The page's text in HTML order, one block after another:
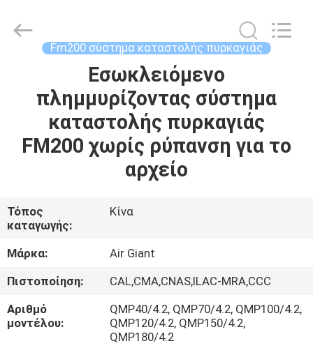
ΠΡΟΪΌΝΤΑ
ΣΧΕΤΙΚΆ
ΜΕ
ΕΜΆΣ
ΓΎΡΟΣ
Equipment
Fm200 σύστημα καταστολής πυρκαγιάς
Εσωκλειόμενο
πλημμυρίζοντας σύστημα
καταστολής πυρκαγιάς
FM200 χωρίς ρύπανση για το
αρχείο
Τόπος
καταγωγής:
Κίνα
Μάρκα:
Air Giant
Πιστοποίηση:
CAL,CMA,CNAS,ILAC-MRA,CCC
Αριθμό
μοντέλου:
QMP40/4.2, QMP70/4.2, QMP100/4.2,
QMP120/4.2, QMP150/4.2,
QMP180/4.2